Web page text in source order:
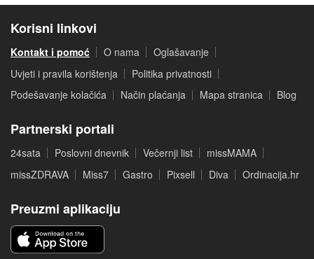
Korisni linkovi
Kontakt i pomoć O nama
Oglašavanje
Uvjeti i pravila korištenja
Politika privatnosti
Podešavanje kolačića
Način plaćanja Mapa stranica Blog
Partnerski portali
24sata Poslovni dnevnik Večernji list
missMAMA
missZDRAVA
Miss7 Gastro Pixsell Diva Ordinacija.hr
Preuzmi aplikaciju